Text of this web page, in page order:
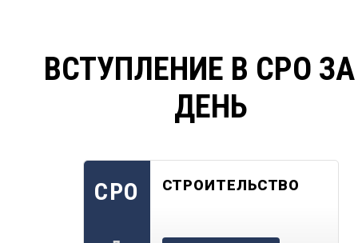
ВСТУПЛЕНИЕ В СРО
ДЕНЬ
СРО СТРОИТЕЛЬСТВО